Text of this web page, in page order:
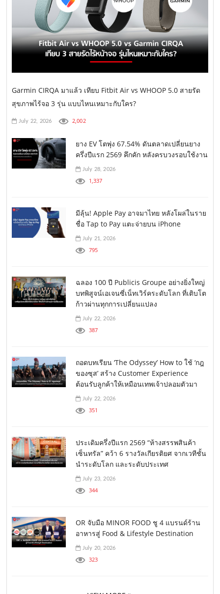
Garmin CIRQA มาแล้ว เทียบ Fitbit Air vs WHOOP 5.0 สายรัด
สุขภาพไร้จอ 3 รุ่น แบบไหนเหมาะกับใคร?
July 22, 2026 2,002
ยาง EV โตพุ่ง 67.54% ดันตลาดเปลี่ยนยาง
ครึ่งปีแรก 2569 คึกคัก หลังครบวงรอบใช้งาน
July 28, 2026
1,337
มีลุ้น! Apple Pay อาจมาไทย หลังโผล่ในราย
ชื่อ Tap to Pay แตะจ่ายบน iPhone
July 21, 2026
795
ฉลอง 100 ปี Publicis Groupe อย่างยิ่งใหญ่
บทพิสูจน์เอเจนซี่เน็ทเวิร์คระดับโลก ที่เติบโต
ก้าวผ่านทุกการเปลี่ยนแปลง
July 22, 2026
387
ถอดบทเรียน ‘The Odyssey’ How to ใช้ ‘กฎ
ของซุส’ สร้าง Customer Experience
ต้อนรับลูกค้าให้เหมือนเทพเจ้าปลอมตัวมา
July 22, 2026
351
ประเดิมครึ่งปีแรก 2569 “ห้างสรรพสินค้า
เซ็นทรัล” คว้า 6 รางวัลเกียรติยศ จากเวทีชั้น
นำระดับโลก และระดับประเทศ
July 23, 2026
344
OR จับมือ MINOR FOOD ชู 4 แบรนด์ร้าน
อาหารสู่ Food & Lifestyle Destination
July 20, 2026
323